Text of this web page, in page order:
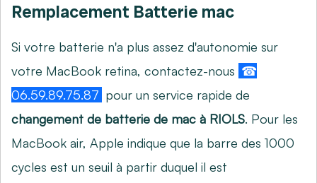
Remplacement Batterie mac
Si votre batterie n'a plus assez d'autonomie sur
votre MacBook retina, contactez-nous ☎
06.59.89.75.87 pour un service rapide de
changement de batterie de mac à RIOLS. Pour les
MacBook air, Apple indique que la barre des 1000
cycles est un seuil à partir duquel il est